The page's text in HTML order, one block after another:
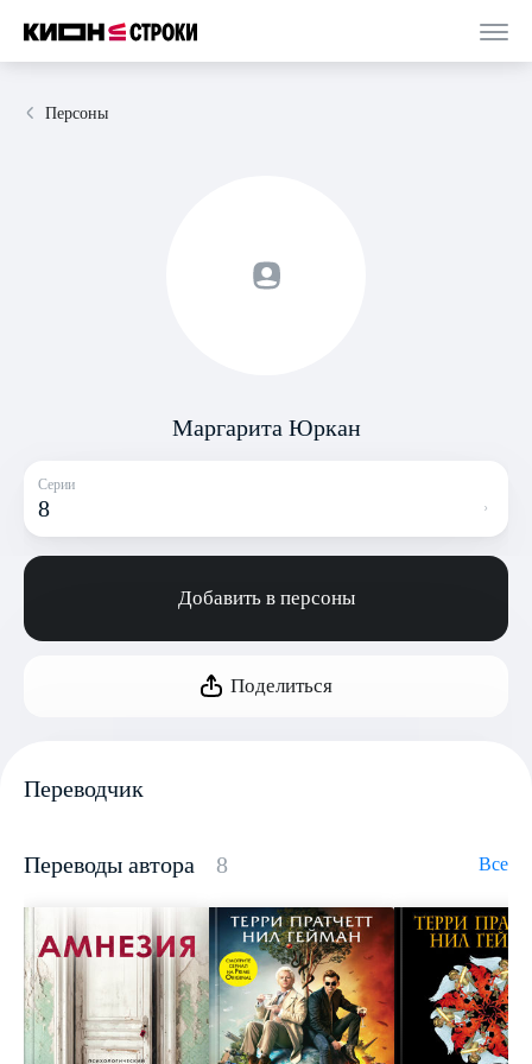
Персоны
Маргарита Юркан
Серии
8
Добавить в персоны
Поделиться
Переводчик
Переводы автора 8 Все